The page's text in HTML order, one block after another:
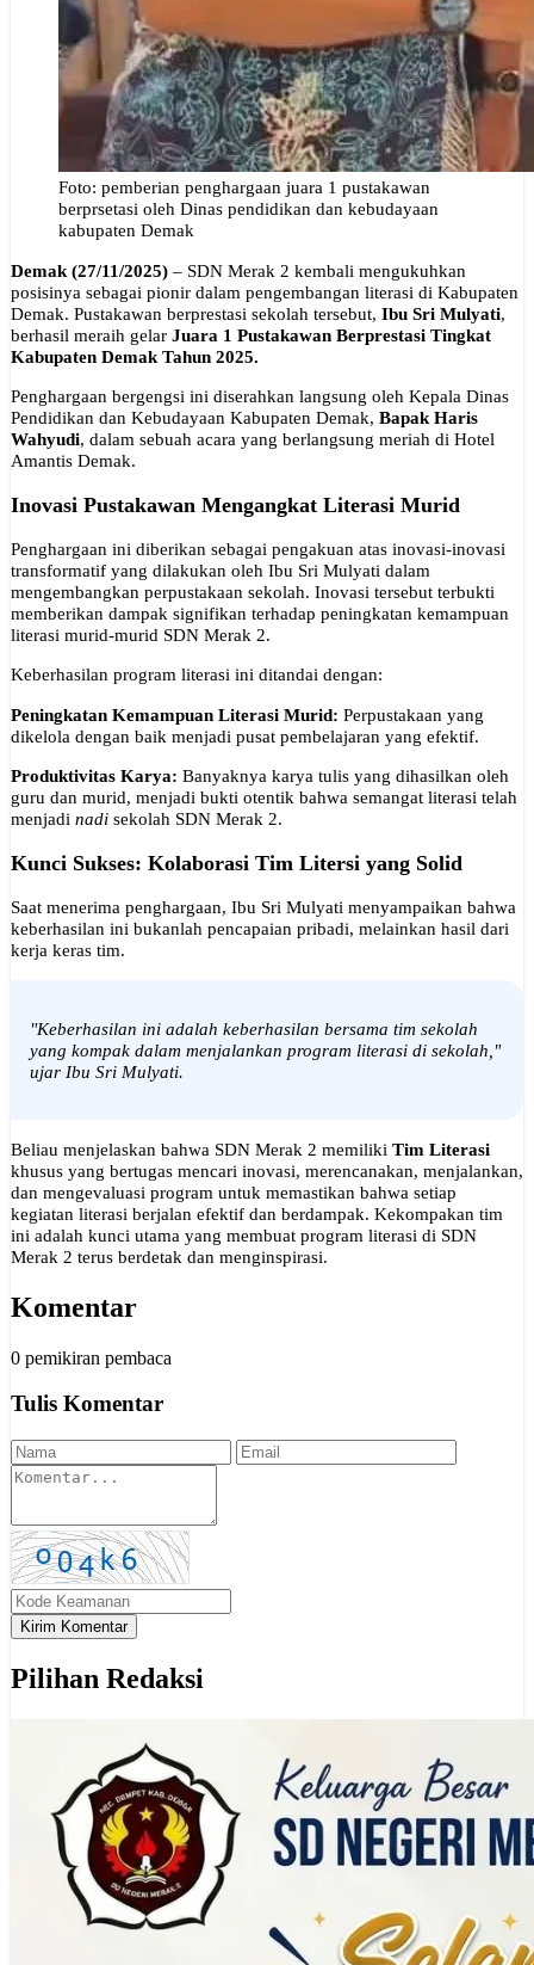
Foto: pemberian penghargaan juara 1 pustakawan
berprsetasi oleh Dinas pendidikan dan kebudayaan
kabupaten Demak
Demak (27/11/2025) – SDN Merak 2 kembali mengukuhkan
posisinya sebagai pionir dalam pengembangan literasi di Kabupaten
Demak. Pustakawan berprestasi sekolah tersebut, Ibu Sri Mulyati,
berhasil meraih gelar Juara 1 Pustakawan Berprestasi Tingkat
Kabupaten Demak Tahun 2025.
Penghargaan bergengsi ini diserahkan langsung oleh Kepala Dinas
Pendidikan dan Kebudayaan Kabupaten Demak, Bapak Haris
Wahyudi, dalam sebuah acara yang berlangsung meriah di Hotel
Amantis Demak.
Inovasi Pustakawan Mengangkat Literasi Murid
Penghargaan ini diberikan sebagai pengakuan atas inovasi-inovasi
transformatif yang dilakukan oleh Ibu Sri Mulyati dalam
mengembangkan perpustakaan sekolah. Inovasi tersebut terbukti
memberikan dampak signifikan terhadap peningkatan kemampuan
literasi murid-murid SDN Merak 2.
Keberhasilan program literasi ini ditandai dengan:
Peningkatan Kemampuan Literasi Murid: Perpustakaan yang
dikelola dengan baik menjadi pusat pembelajaran yang efektif.
Produktivitas Karya: Banyaknya karya tulis yang dihasilkan oleh
guru dan murid, menjadi bukti otentik bahwa semangat literasi telah
menjadi nadi sekolah SDN Merak 2.
Kunci Sukses: Kolaborasi Tim Litersi yang Solid
Saat menerima penghargaan, Ibu Sri Mulyati menyampaikan bahwa
keberhasilan ini bukanlah pencapaian pribadi, melainkan hasil dari
kerja keras tim.
"Keberhasilan ini adalah keberhasilan bersama tim sekolah
yang kompak dalam menjalankan program literasi di sekolah,"
ujar Ibu Sri Mulyati.
Beliau menjelaskan bahwa SDN Merak 2 memiliki Tim Literasi
khusus yang bertugas mencari inovasi, merencanakan, menjalankan,
dan mengevaluasi program untuk memastikan bahwa setiap
kegiatan literasi berjalan efektif dan berdampak. Kekompakan tim
ini adalah kunci utama yang membuat program literasi di SDN
Merak 2 terus berdetak dan menginspirasi.
Komentar
0 pemikiran pembaca
Tulis Komentar
Kirim Komentar
Pilihan Redaksi